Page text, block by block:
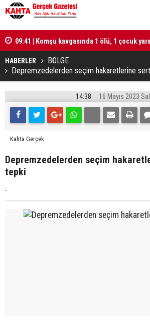
09:41 | Komşu kavgasında 1 ölü, 1 çocuk
HABERLER
BÖLGE
Depremzedelerden seçim hakaretlerine
14:38 16 Mayıs 2023
Kahta Gerçek
Depremzedelerden seçim
tepki
.